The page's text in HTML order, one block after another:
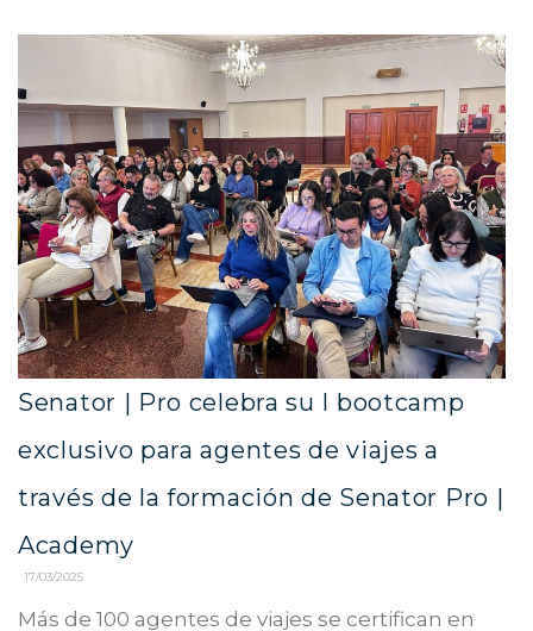
Senator | Pro celebra su I bootcamp
exclusivo para agentes de viajes a
través de la formación de Senator Pro |
Academy
17/03/2025
Más de 100 agentes de viajes se certifican en